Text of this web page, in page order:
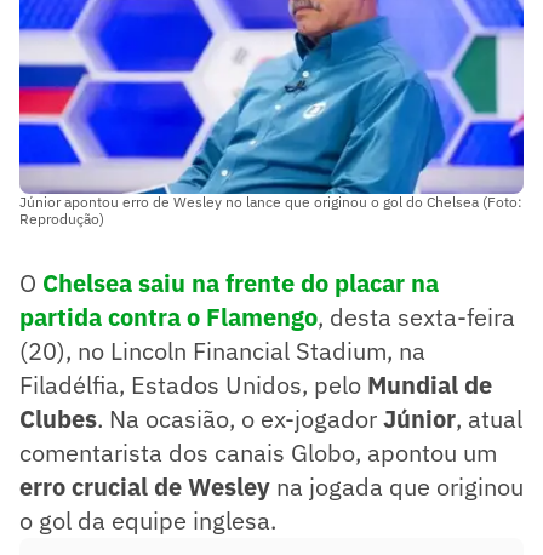
Júnior apontou erro de Wesley no lance que originou o gol do Chelsea (Foto:
Reprodução)
O Chelsea saiu na frente do placar na
partida contra o Flamengo, desta sexta-feira
(20), no Lincoln Financial Stadium, na
Filadélfia, Estados Unidos, pelo Mundial de
Clubes. Na ocasião, o ex-jogadorJúnior, atual
comentarista dos canais Globo, apontou um
erro crucial de Wesley na jogada que originou
o gol da equipe inglesa.